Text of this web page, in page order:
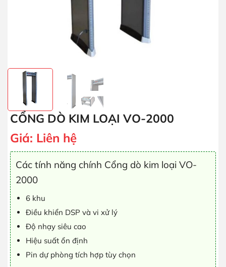
CỔNG DÒ KIM LOẠI VO-2000
Giá: Liên hệ
Các tính năng chính Cổng dò kim loại VO-
2000
6 khu
Điều khiển DSP và vi xử lý
Độ nhạy siêu cao
Hiệu suất ổn định
Pin dự phòng tích hợp tùy chọn